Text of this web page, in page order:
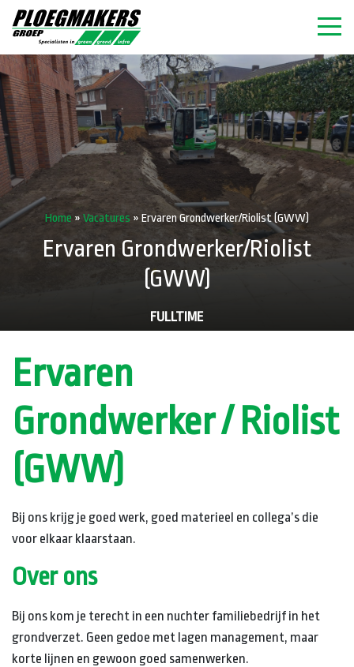
Home » Vacatures » Ervaren Grondwerker/Riolist (GWW)
Ervaren Grondwerker/Riolist
(GWW)
FULLTIME
Ervaren
Grondwerker / Riolist
(GWW)
Bij ons krijg je goed werk, goed materieel en collega’s die
voor elkaar klaarstaan.
Over ons
Bij ons kom je terecht in een nuchter familiebedrijf in het
grondverzet. Geen gedoe met lagen management, maar
korte lijnen en gewoon goed samenwerken.